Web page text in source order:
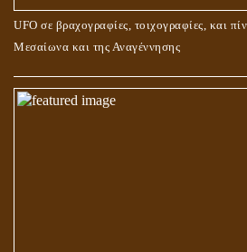
UFO σε βραχογραφίες, τοιχογραφίες, και
Μεσαίωνα και της Αναγέννησης